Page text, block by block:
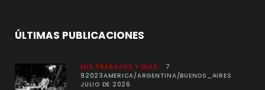
ÚLTIMAS PUBLICACIONES
MIS TRABAJOS Y DÍAS
7
92023AMERICA/ARGENTINA/BUENOS_AIRES
JULIO DE 2026